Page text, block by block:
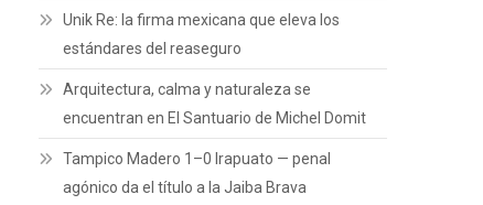
Unik Re: la firma mexicana que eleva los
estándares del reaseguro
Arquitectura, calma y naturaleza se
encuentran en El Santuario de Michel Domit
Tampico Madero 1–0 Irapuato — pen­al
agónico da el título a la Jaiba Brava